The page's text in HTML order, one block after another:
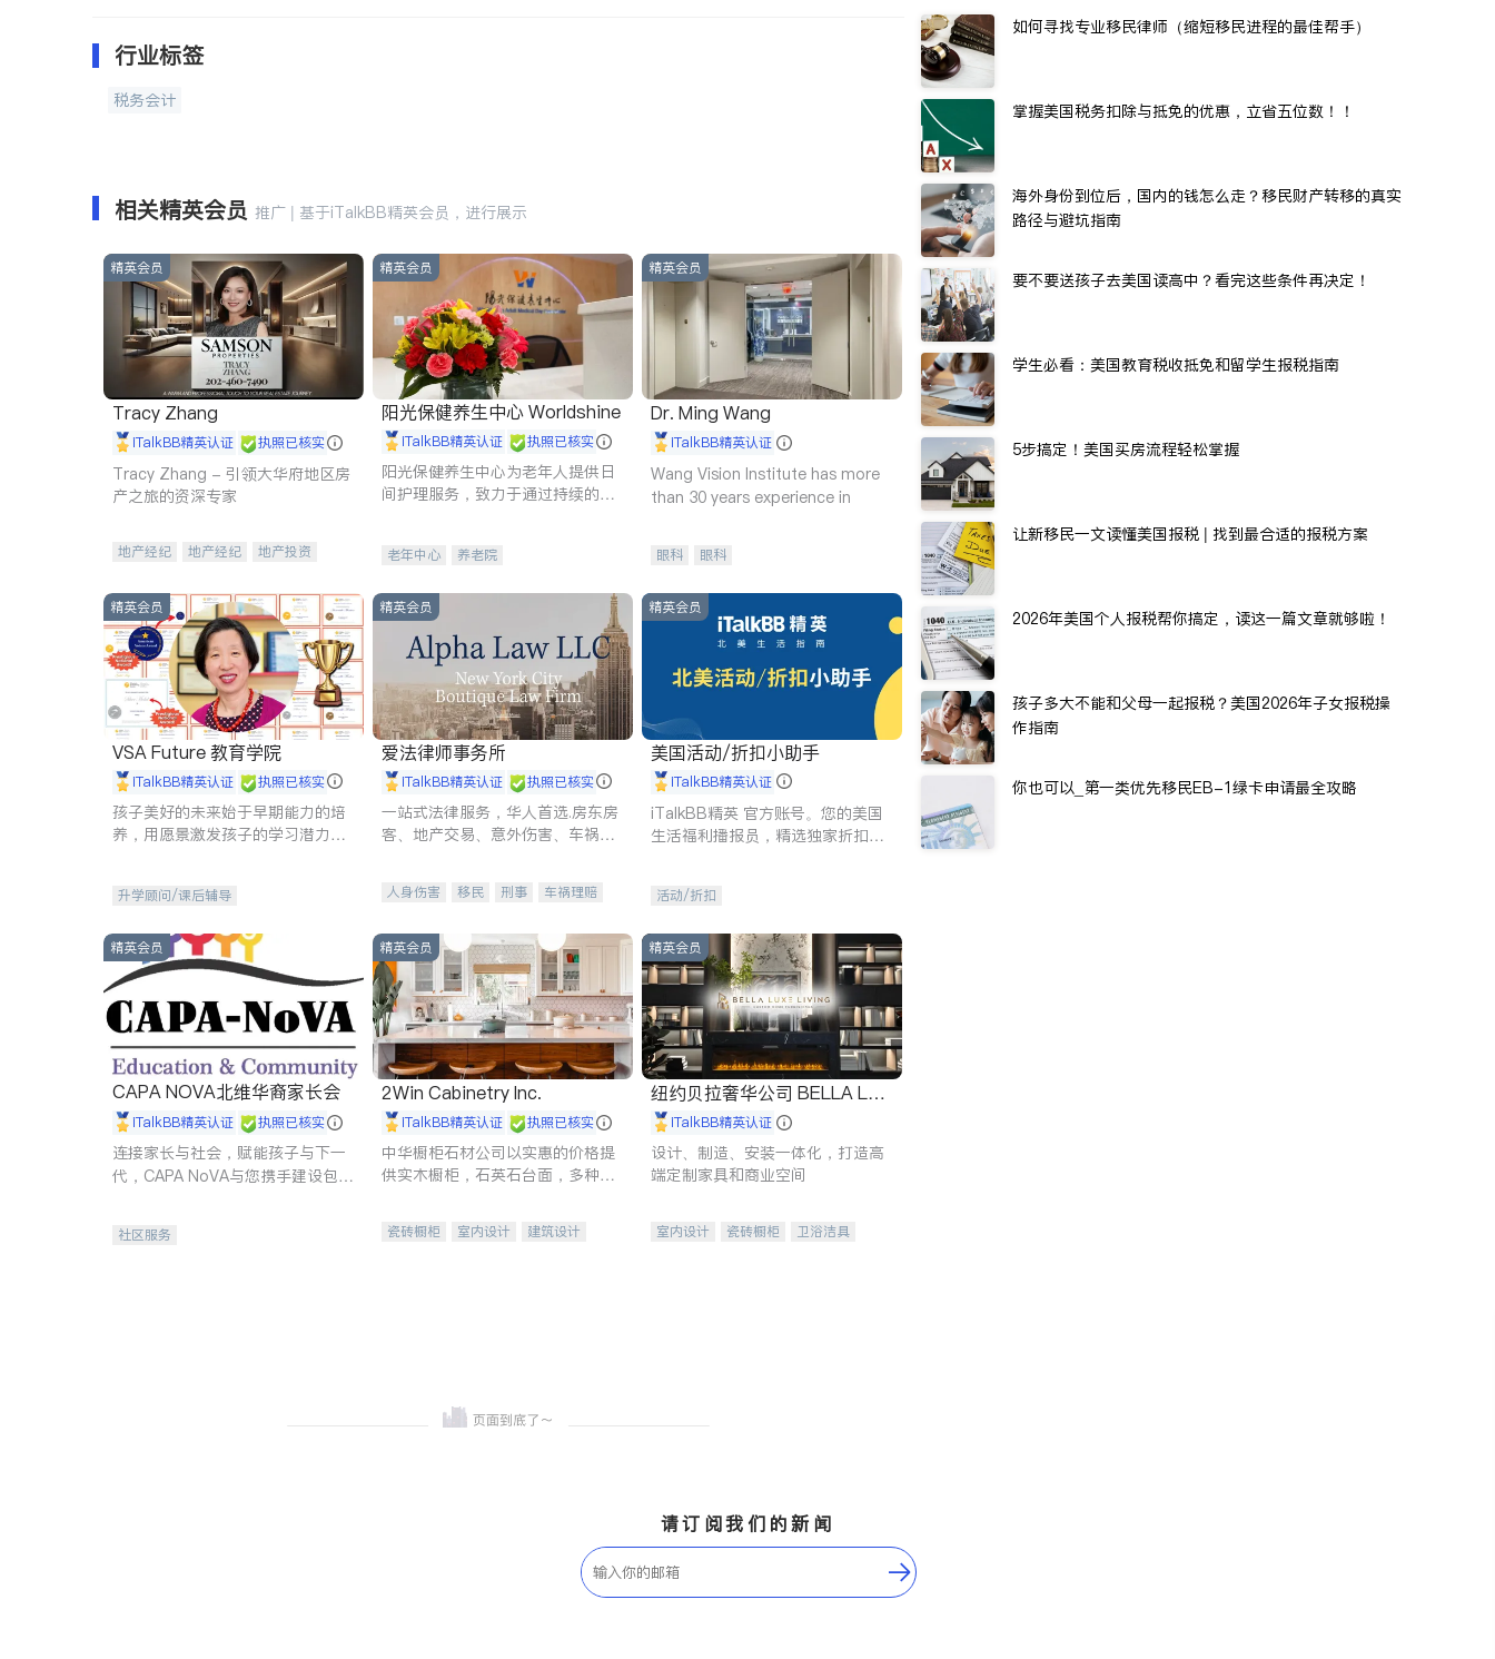
行业标签
税务会计
相关精英会员 推广 | 基于iTalkBB精英会员，进行展示
精英会员
Tracy Zhang
iTalkBB精英认证 执照已核实
Tracy Zhang - 引领大华府地区房
产之旅的资深专家
地产经纪 地产经纪
地产投资
精英会员
阳光保健养生中心 Worldshine
iTalkBB精英认证 执照已核实
阳光保健养生中心为老年人提供日
间护理服务，致力于通过持续的护
老年中心 养老院
精英会员
Dr. Ming Wang
iTalkBB精英认证
Wang Vision Institute has more
than 30 years experience in
眼科 眼科
精英会员
VSA Future 教育学院
iTalkBB精英认证 执照已核实
孩子美好的未来始于早期能力的培
养，用愿景激发孩子的学习潜力和
升学顾问/课后辅导
精英会员
爱法律师事务所
iTalkBB精英认证 执照已核实
一站式法律服务，华人首选.房东房
客、地产交易、意外伤害、车祸重
人身伤害 移民 刑事
车祸理赔
商标注册
索赔 律师-其它 保释
精英会员
美国活动/折扣小助手
iTalkBB精英认证
iTalkBB精英 官方账号。您的美国
生活福利播报员，精选独家折扣、
活动/折扣
精英会员
CAPA NOVA北维华裔家长会
iTalkBB精英认证 执照已核实
连接家长与社会，赋能孩子与下一
代，CAPA NoVA与您携手建设包
社区服务
精英会员
2Win Cabinetry Inc.
iTalkBB精英认证 执照已核实
中华橱柜石材公司以实惠的价格提
供实木橱柜，石英石台面，多种优
机。品质厨房，家的选择。
瓷砖橱柜 室内设计
建筑设计
精英会员
纽约贝拉奢华公司 BELLA LUX
E iTalkBB精英认证
设计、制造、安装一体化，打造高
端定制家具和商业空间
室内设计 瓷砖橱柜
卫浴洁具
如何寻找专业移民律师（缩短移民进程的最佳帮手）
掌握美国税务扣除与抵免的优惠，立省五位数！！
海外身份到位后，国内的钱怎么走？移民财产转移的真实
路径与避坑指南
要不要送孩子去美国读高中？看完这些条件再决定！
学生必看：美国教育税收抵免和留学生报税指南
5步搞定！美国买房流程轻松掌握
让新移民一文读懂美国报税 | 找到最合适的报税方案
2026年美国个人报税帮你搞定，读这一篇文章就够啦！
孩子多大不能和父母一起报税？美国2026年子女报税操
作指南
你也可以_第一类优先移民EB-1绿卡申请最全攻略
请订阅我们的新闻